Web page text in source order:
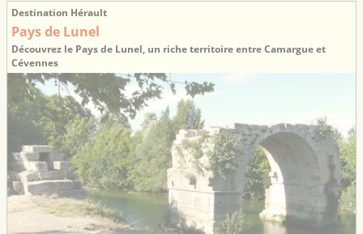
Destination Hérault
Pays de Lunel
Découvrez le Pays de Lunel, un riche territoire entre Camargue et
Cévennes